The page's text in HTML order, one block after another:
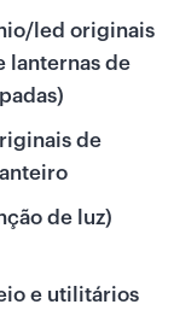
led originais
lanternas de
de
de luz)
e utilitários